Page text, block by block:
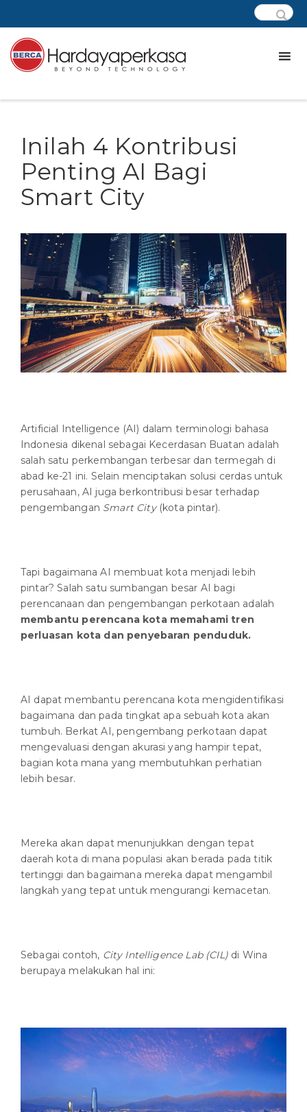
Inilah 4 Kontribusi
Penting AI Bagi
Smart City
Artificial Intelligence (AI) dalam terminologi bahasa
Indonesia dikenal sebagai Kecerdasan Buatan adalah
salah satu perkembangan terbesar dan termegah di
abad ke-21 ini. Selain menciptakan solusi cerdas untuk
perusahaan, AI juga berkontribusi besar terhadap
pengembangan Smart City(kota pintar).
Tapi bagaimana AI membuat kota menjadi lebih
pintar? Salah satu sumbangan besar AI bagi
perencanaan dan pengembangan perkotaan adalah
membantu perencana kota memahami tren
perluasan kota dan penyebaran penduduk.
AI dapat membantu perencana kota mengidentifikasi
bagaimana dan pada tingkat apa sebuah kota akan
tumbuh. Berkat AI, pengembang perkotaan dapat
mengevaluasi dengan akurasi yang hampir tepat,
bagian kota mana yang membutuhkan perhatian
lebih besar.
Mereka akan dapat menunjukkan dengan tepat
daerah kota di mana populasi akan berada pada titik
tertinggi dan bagaimana mereka dapat mengambil
langkah yang tepat untuk mengurangi kemacetan.
Sebagai contoh, City Intelligence Lab (CIL)di Wina
berupaya melakukan hal ini: